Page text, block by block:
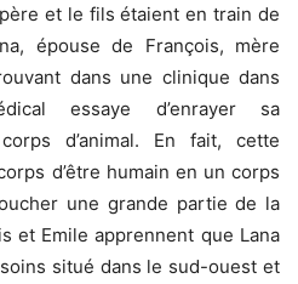
et le fils étaient en train de
épouse de François, mère
dans une clinique dans
essaye d’enrayer sa
d’animal. En fait, cette
d’être humain en un corps
une grande partie de la
et Emile apprennent que Lana
situé dans le sud-ouest et